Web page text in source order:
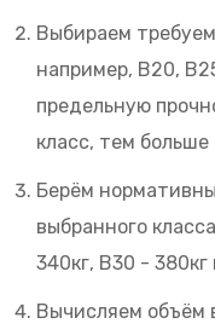
Выбираем
например, B20,
предельную
класс, тем
Берём
выбранного
340кг, B30 - 380кг
Вычисляем объём